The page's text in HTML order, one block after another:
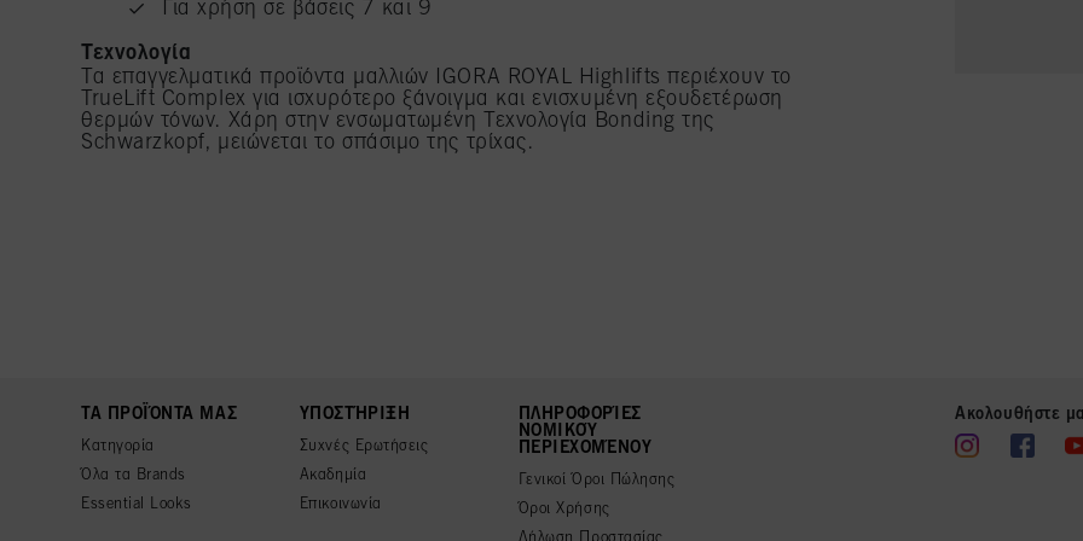
Για χρήση σε βάσεις 7 και 9
Τεχνολογία
Τα επαγγελματικά προϊόντα μαλλιών IGORA ROYAL Highlifts περιέχουν το
TrueLift Complex για ισχυρότερο ξάνοιγμα και ενισχυμένη εξουδετέρωση
θερμών τόνων. Χάρη στην ενσωματωμένη Τεχνολογία Bonding της
Schwarzkopf, μειώνεται το σπάσιμο της τρίχας.
ΤΑ ΠΡΟΪΌΝΤΑ ΜΑΣ
Κατηγορία
Όλα τα Brands
Essential Looks
ΥΠΟΣΤΉΡΙΞΗ
Συχνές Ερωτήσεις
Ακαδημία
Επικοινωνία
ΠΛΗΡΟΦΟΡΊΕΣ
ΝΟΜΙΚΟΎ
ΠΕΡΙΕΧΟΜΈΝΟΥ
Γενικοί Όροι Πώλησης
Όροι Χρήσης
Δήλωση Προστασίας
Ακολουθήστε